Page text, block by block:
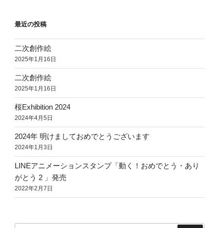
ペ
ジ
送
り
最近の投稿
二次創作絵
2025年1月16日
二次創作絵
2025年1月16日
桜Exhibition 2024
2024年4月5日
2024年 明けましておめでとうございます
2024年1月3日
LINEアニメーションスタンプ「動く！おめでとう・あり
がとう 2 」発売
2022年2月7日